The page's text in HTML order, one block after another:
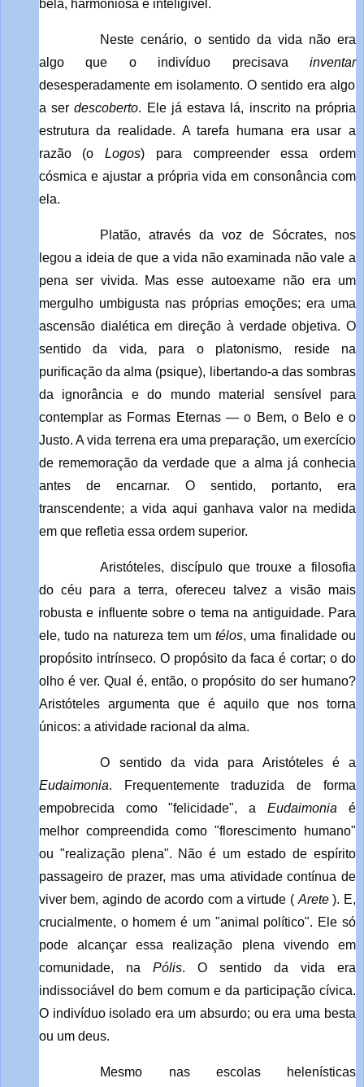
bela, harmoniosa e inteligível.
Neste cenário, o sentido da vida não era
algo que o indivíduo precisava inventar
desesperadamente em isolamento. O sentido era algo
a serdescoberto. Ele já estava lá, inscrito na própria
estrutura da realidade. A tarefa humana era usar a
razão (oLogos) para compreender essa ordem
cósmica e ajustar a própria vida em consonância com
ela.
Platão, através da voz de Sócrates, nos
legou a ideia de que a vida não examinada não vale a
pena ser vivida. Mas esse autoexame não era um
mergulho umbigusta nas próprias emoções; era uma
ascensão dialética em direção à verdade objetiva. O
sentido da vida, para o platonismo, reside na
purificação da alma (psique), libertando-a das sombras
da ignorância e do mundo material sensível para
contemplar as Formas Eternas — o Bem, o Belo e o
Justo. A vida terrena era uma preparação, um exercício
de rememoração da verdade que a alma já conhecia
antes de encarnar. O sentido, portanto, era
transcendente; a vida aqui ganhava valor na medida
em que refletia essa ordem superior.
Aristóteles, discípulo que trouxe a filosofia
do céu para a terra, ofereceu talvez a visão mais
robusta e influente sobre o tema na antiguidade. Para
ele, tudo na natureza tem um télos, uma finalidade ou
propósito intrínseco. O propósito da faca é cortar; o do
olho é ver. Qual é, então, o propósito do ser humano?
Aristóteles argumenta que é aquilo que nos torna
únicos: a atividade racional da alma.
O sentido da vida para Aristóteles é a
Eudaimonia. Frequentemente traduzida de forma
empobrecida como "felicidade", aEudaimonia é
melhor compreendida como "florescimento humano"
ou "realização plena". Não é um estado de espírito
passageiro de prazer, mas uma atividade contínua de
viver bem, agindo de acordo com a virtude ( Arete). E,
crucialmente, o homem é um "animal político". Ele só
pode alcançar essa realização plena vivendo em
comunidade, na Pólis. O sentido da vida era
indissociável do bem comum e da participação cívica.
O indivíduo isolado era um absurdo; ou era uma besta
ou um deus.
Mesmo nas escolas helenísticas